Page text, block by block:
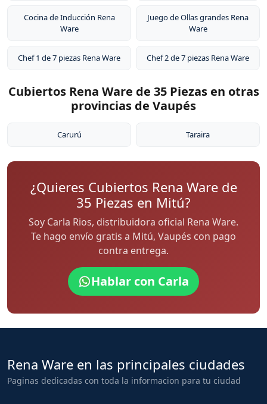
Cocina de Inducción Rena
Ware
Juego de Ollas grandes Rena
Ware
Chef 1 de 7 piezas Rena Ware Chef 2 de 7 piezas Rena Ware
Cubiertos Rena Ware de 35 Piezas en otras
provincias de Vaupés
Carurú Taraira
¿Quieres Cubiertos Rena Ware de
35 Piezas en Mitú?
Soy Carla Rios, distribuidora oficial Rena Ware.
Te hago envío gratis a Mitú, Vaupés con pago
contra entrega.
Hablar con Carla
Rena Ware en las principales ciudades
Paginas dedicadas con toda la informacion para tu ciudad